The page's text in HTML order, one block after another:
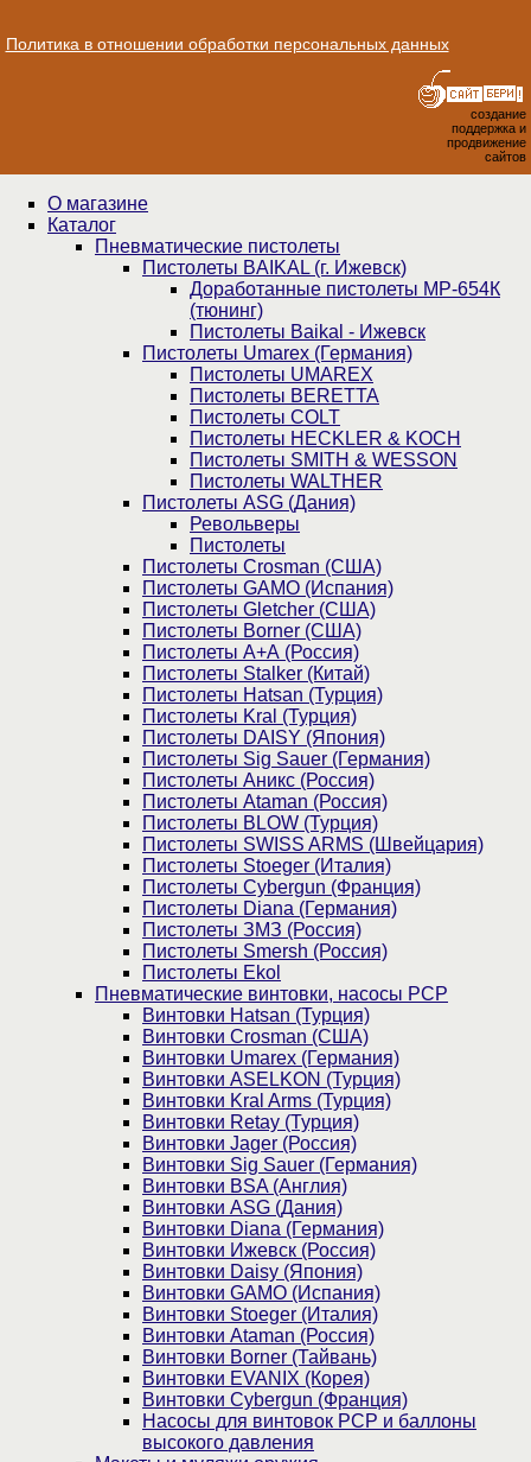
Политика в отношении обработки персональных данных
создание
поддержка и
продвижение
сайтов
О магазине
Каталог
Пнев­ма­ти­чес­кие пистолеты
Пистолеты BAIKAL (г. Ижевск)
Доработанные пистолеты МР-654К
(тюнинг)
Пистолеты Baikal - Ижевск
Пистолеты Umarex (Германия)
Пистолеты UMAREX
Пистолеты BERETTA
Пистолеты COLT
Пистолеты HECKLER & KOCH
Пистолеты SMITH & WESSON
Пистолеты WALTHER
Пистолеты ASG (Дания)
Револьверы
Пистолеты
Пистолеты Crosman (США)
Пистолеты GAMO (Испания)
Пистолеты Gletcher (США)
Пистолеты Borner (США)
Пистолеты А+А (Россия)
Пистолеты Stalker (Китай)
Пистолеты Hatsan (Турция)
Пистолеты Kral (Турция)
Пистолеты DAISY (Япония)
Пистолеты Sig Sauer (Германия)
Пистолеты Аникс (Россия)
Пистолеты Ataman (Россия)
Пистолеты BLOW (Турция)
Пистолеты SWISS ARMS (Швейцария)
Пистолеты Stoeger (Италия)
Пистолеты Cybergun (Франция)
Пистолеты Diana (Германия)
Пистолеты ЗМЗ (Россия)
Пистолеты Smersh (Россия)
Пистолеты Ekol
Пневматические винтовки, насосы PCP
Винтовки Hatsan (Турция)
Винтовки Crosman (США)
Винтовки Umarex (Германия)
Винтовки ASELKON (Турция)
Винтовки Kral Arms (Турция)
Винтовки Retay (Турция)
Винтовки Jager (Россия)
Винтовки Sig Sauer (Германия)
Винтовки BSA (Англия)
Винтовки ASG (Дания)
Винтовки Diana (Германия)
Винтовки Ижевск (Россия)
Винтовки Daisy (Япония)
Винтовки GAMO (Испания)
Винтовки Stoeger (Италия)
Винтовки Ataman (Россия)
Винтовки Borner (Тайвань)
Винтовки EVANIX (Корея)
Винтовки Cybergun (Франция)
Насосы для винтовок PCP и баллоны
высокого давления